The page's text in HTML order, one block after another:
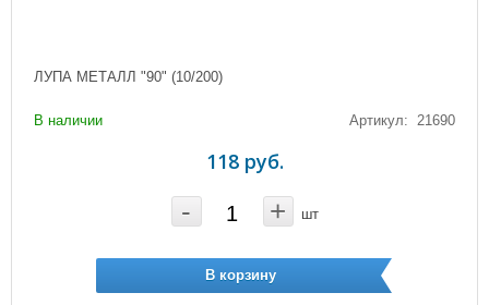
ЛУПА МЕТАЛЛ "90" (10/200)
В наличии Артикул: 21690
118 руб.
- + шт
В корзину